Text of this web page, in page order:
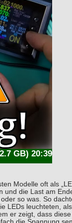
GB) 20:39
Modelle oft als
und die Last am
so was. So
LEDs leuchteten,
er zeigt, dass diese